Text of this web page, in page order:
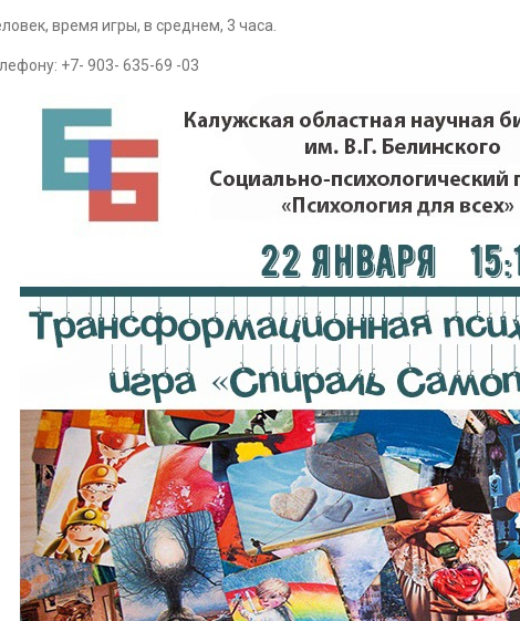
время игры, в среднем, 3 часа.
+7- 903- 635-69 -03